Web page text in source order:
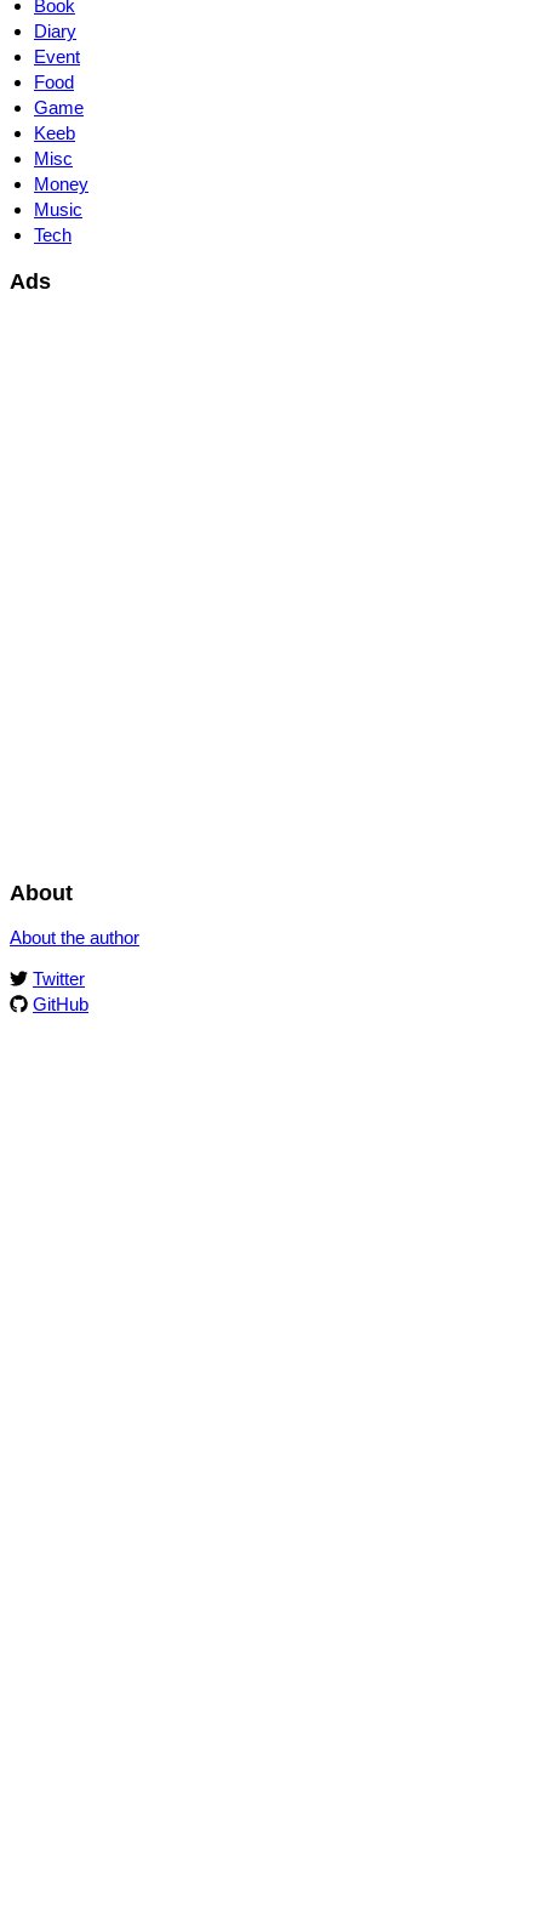
Book
Diary
Event
Food
Game
Keeb
Misc
Money
Music
Tech
Ads
About
About the author
Twitter
GitHub